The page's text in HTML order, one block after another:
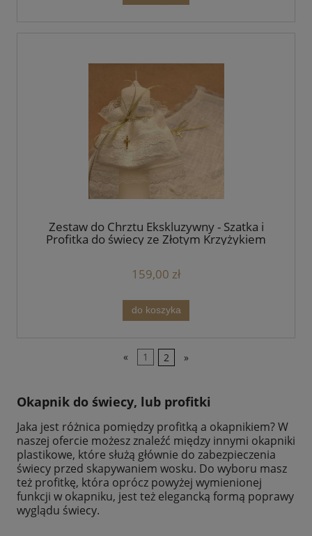
Zestaw do Chrztu Ekskluzywny - Szatka i
Profitka do świecy ze Złotym Krzyżykiem
159,00 zł
do koszyka
« 1 2 »
Okapnik do świecy, lub profitki
Jaka jest różnica pomiędzy profitką a okapnikiem? W
naszej ofercie możesz znaleźć między innymi okapniki
plastikowe, które służą głównie do zabezpieczenia
świecy przed skapywaniem wosku. Do wyboru masz
też profitkę, która oprócz powyżej wymienionej
funkcji w okapniku, jest też elegancką formą poprawy
wyglądu świecy.